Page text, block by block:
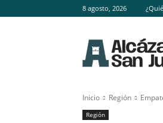
8 agosto, 2026
Inicio Región
Región